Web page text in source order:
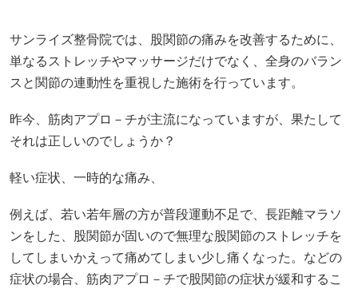
サンライズ整骨院では、股関節の痛みを改善するために、
単なるストレッチやマッサージだけでなく、全身のバラン
スと関節の連動性を重視した施術を行っています。
昨今、筋肉アプロ－チが主流になっていますが、果たして
それは正しいのでしょうか？
軽い症状、一時的な痛み、
例えば、若い若年層の方が普段運動不足で、長距離マラソ
ンをした、股関節が固いので無理な股関節のストレッチを
してしまいかえって痛めてしまい少し痛くなった。などの
症状の場合、筋肉アプロ－チで股関節の症状が緩和するこ